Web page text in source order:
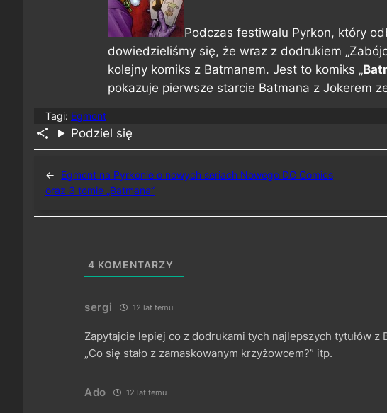
Podczas festiwalu Pyrkon, który
dowiedzieliśmy się, że wraz z dodrukiem
kolejny komiks z Batmanem. Jest to komiks „
pokazuje pierwsze starcie Batmana z Jokerem
Tagi: Egmont
Podziel się
←
Egmont na Pyrkonie o nowych seriach Nowego DC Comics
oraz 3 tomie „Batmana”
4 KOMENTARZY
sergi 12 lat temu
Zapytajcie lepiej co z dodrukami tych najlepszych tytułów z
„Co się stało z zamaskowanym krzyżowcem?” itp.
Ado 12 lat temu